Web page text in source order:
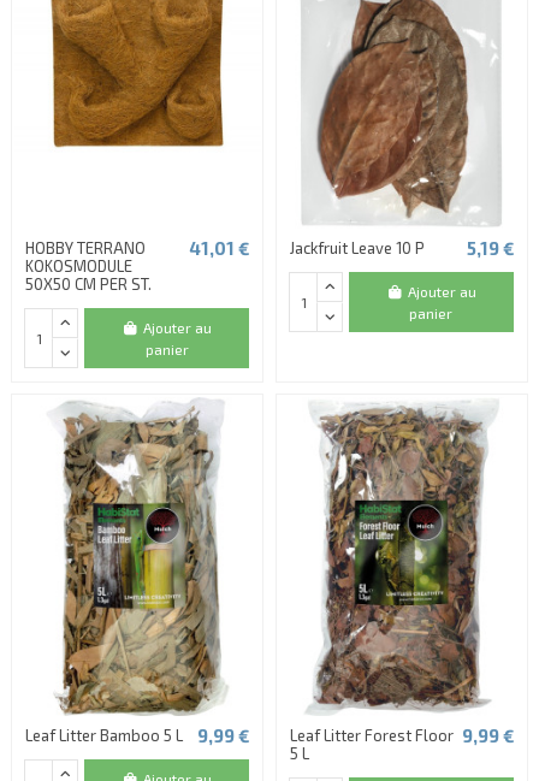
(1 avis)
HOBBY TERRANO
KOKOSMODULE
50X50 CM PER ST.
41,01 €
Ajouter au
panier
Jackfruit Leave 10 P 5,19 €
Ajouter au
panier
Leaf Litter Bamboo 5 L 9,99 €
Leaf Litter Forest Floor
5 L
9,99 €